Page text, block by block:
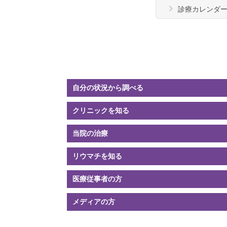
診療カレンダ
自分の状況から調べる
クリニックを知る
当院の治療
リウマチを知る
医療従事者の方
メディアの方